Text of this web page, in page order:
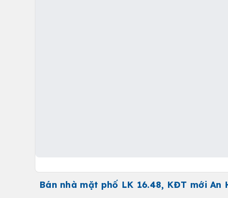
Bán nhà mặt phố LK 16.48, KĐT mới An